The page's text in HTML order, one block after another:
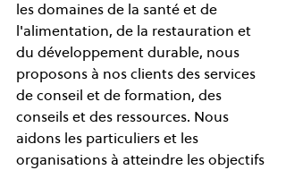
les domaines de la santé et de
l'alimentation, de la restauration et
du développement durable, nous
proposons à nos clients des services
de conseil et de formation, des
conseils et des ressources. Nous
aidons les particuliers et les
organisations à atteindre les objectifs